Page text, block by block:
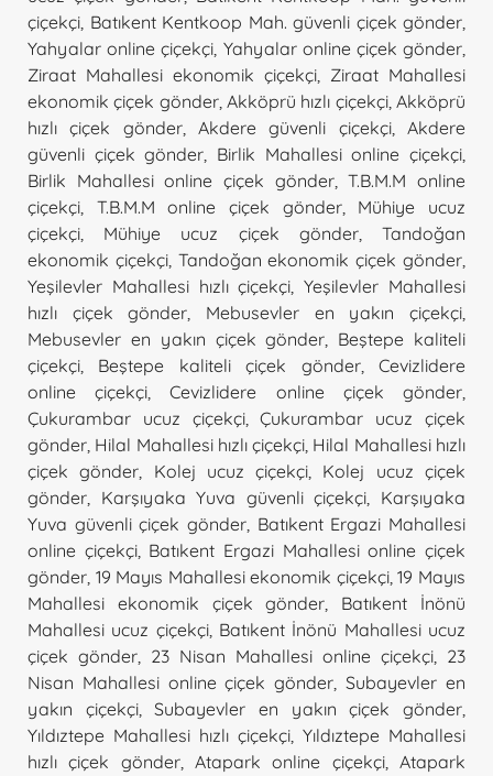
çiçekçi, Batıkent Kentkoop Mah. güvenli çiçek gönder,
Yahyalar online çiçekçi, Yahyalar online çiçek gönder,
Ziraat Mahallesi ekonomik çiçekçi, Ziraat Mahallesi
ekonomik çiçek gönder,Akköprü hızlı çiçekçi,Akköprü
hızlı çiçek gönder,Akdere güvenli çiçekçi,Akdere
güvenli çiçek gönder, Birlik Mahallesi online çiçekçi,
Birlik Mahallesi online çiçek gönder,T.B.M.M online
çiçekçi, T.B.M.M online çiçek gönder, Mühiye ucuz
çiçekçi, Mühiye ucuz çiçek gönder,Tandoğan
ekonomik çiçekçi, Tandoğan ekonomik çiçek gönder,
Yeşilevler Mahallesi hızlı çiçekçi,Yeşilevler Mahallesi
hızlı çiçek gönder, Mebusevler en yakın çiçekçi,
Mebusevler en yakın çiçek gönder, Beştepe kaliteli
çiçekçi, Beştepe kaliteli çiçek gönder,Cevizlidere
online çiçekçi,Cevizlidere online çiçek gönder,
Çukurambar ucuz çiçekçi,Çukurambar ucuz çiçek
gönder, Hilal Mahallesi hızlı çiçekçi, Hilal Mahallesi hızlı
çiçek gönder, Kolej ucuz çiçekçi, Kolej ucuz çiçek
gönder, Karşıyaka Yuva güvenli çiçekçi, Karşıyaka
Yuva güvenli çiçek gönder, Batıkent Ergazi Mahallesi
online çiçekçi, Batıkent Ergazi Mahallesi online çiçek
gönder, 19 Mayıs Mahallesi ekonomik çiçekçi,19 Mayıs
Mahallesi ekonomik çiçek gönder, Batıkent İnönü
Mahallesi ucuz çiçekçi, Batıkent İnönü Mahallesi ucuz
çiçek gönder, 23 Nisan Mahallesi online çiçekçi, 23
Nisan Mahallesi online çiçek gönder,Subayevler en
yakın çiçekçi,Subayevler en yakın çiçek gönder,
Yıldıztepe Mahallesi hızlı çiçekçi, Yıldıztepe Mahallesi
hızlı çiçek gönder,Atapark online çiçekçi,Atapark